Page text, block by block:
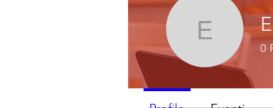
Profilo
Data di iscrizione: 8 gen
0